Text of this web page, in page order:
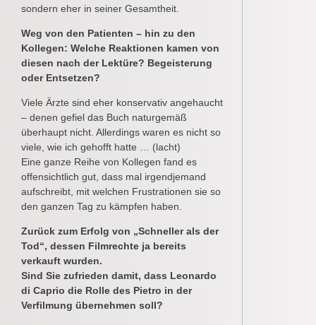
sondern eher in seiner Gesamtheit.
Weg von den Patienten – hin zu den
Kollegen: Welche Reaktionen kamen von
diesen nach der Lektüre? Begeisterung
oder Entsetzen?
Viele Ärzte sind eher konservativ angehaucht
– denen gefiel das Buch naturgemäß
überhaupt nicht. Allerdings waren es nicht so
viele, wie ich gehofft hatte … (lacht)
Eine ganze Reihe von Kollegen fand es
offensichtlich gut, dass mal irgendjemand
aufschreibt, mit welchen Frustrationen sie so
den ganzen Tag zu kämpfen haben.
Zurück zum Erfolg von „Schneller als der
Tod“, dessen Filmrechte ja bereits
verkauft wurden.
Sind Sie zufrieden damit, dass Leonardo
di Caprio die Rolle des Pietro in der
Verfilmung übernehmen soll?